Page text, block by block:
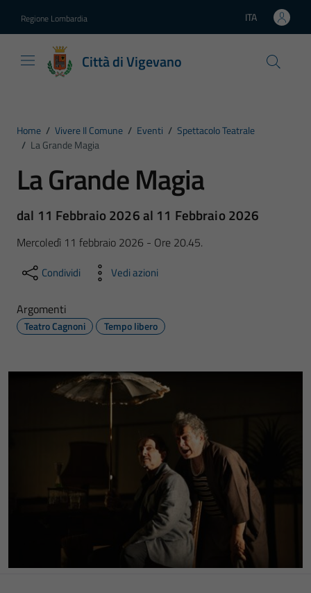
Regione Lombardia Lingua attiva:
ITA
Città di Vigevano
Home / Vivere Il Comune / Eventi / Spettacolo Teatrale
/ La Grande Magia
La Grande Magia
dal 11 Febbraio 2026 al 11 Febbraio 2026
Mercoledì 11 febbraio 2026 - Ore 20.45.
Condividi Vedi azioni
Argomenti
Teatro Cagnoni Tempo libero